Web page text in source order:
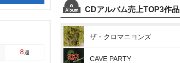
8週
CDアルバム売上TOP3作品
ザ・クロマニヨンズ
CAVE PARTY